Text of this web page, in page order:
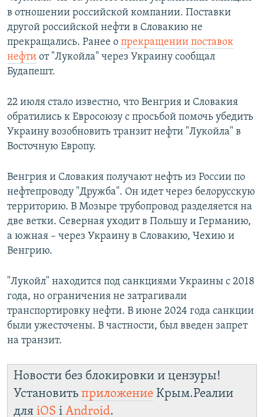
в отношении российской компании. Поставки
другой российской нефти в Словакию не
прекращались. Ранее о прекращении поставок
нефти от "Лукойла" через Украину сообщал
Будапешт.
22 июля стало известно, что Венгрия и Словакия
обратились к Евросоюзу с просьбой помочь убедить
Украину возобновить транзит нефти "Лукойла" в
Восточную Европу.
Венгрия и Словакия получают нефть из России по
нефтепроводу "Дружба". Он идет через белорусскую
территорию. В Мозыре трубопровод разделяется на
две ветки. Северная уходит в Польшу и Германию,
а южная – через Украину в Словакию, Чехию и
Венгрию.
"Лукойл" находится под санкциями Украины с 2018
года, но ограничения не затрагивали
транспортировку нефти. В июне 2024 года санкции
были ужесточены. В частности, был введен запрет
на транзит.
Новости без блокировки и цензуры!
Установить приложение Крым.Реалии
для iOS і Android.